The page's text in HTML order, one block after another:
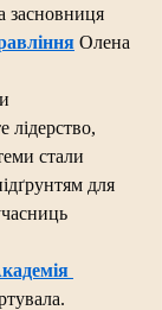
засновниця
Олена
лідерство,
стали
для